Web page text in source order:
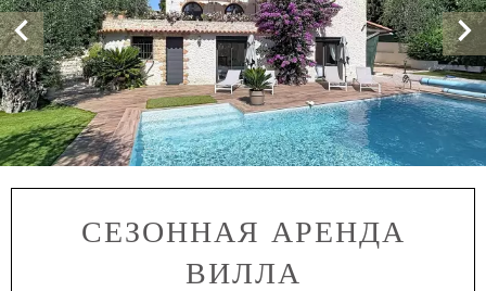
СЕЗОННАЯ АРЕНДА
ВИЛЛА